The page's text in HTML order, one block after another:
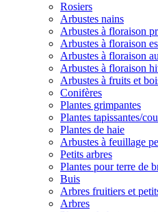
Rosiers
Arbustes nains
Arbustes à floraison
Arbustes à floraison
Arbustes à floraison
Arbustes à floraison
Arbustes à fruits et
Conifères
Plantes grimpantes
Plantes tapissantes/
Plantes de haie
Arbustes à feuillage
Petits arbres
Plantes pour terre de
Buis
Arbres fruitiers et
Arbres